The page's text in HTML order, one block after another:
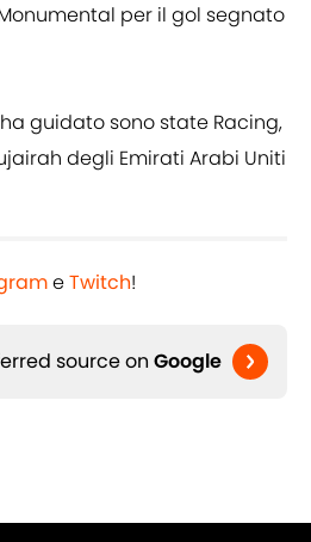
per il gol segnato
guidato sono state Racing,
degli Emirati Arabi Uniti
eTwitch!
source on Google